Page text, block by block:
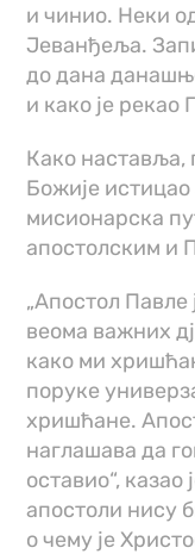
и чинио. Неки
Јеванђеља.
до дана
и како је рекао
Како наставља,
Божије истицао
мисионарска
апостолским и
„Апостол Павле
веома важних
како ми
поруке
хришћане.
наглашава да
оставио“,
апостоли нису
о чему је